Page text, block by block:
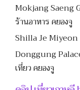
Mokjang Saeng
ร้านอาหาร คยองจู
Shilla Je Miyeon
Donggung
เที่ยว คยองจู